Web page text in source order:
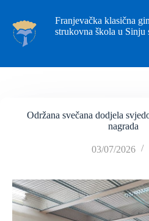
Franjevačka klasična
strukovna škola u Sinju
Održana svečana dodjela
nagrada
03/07/2026